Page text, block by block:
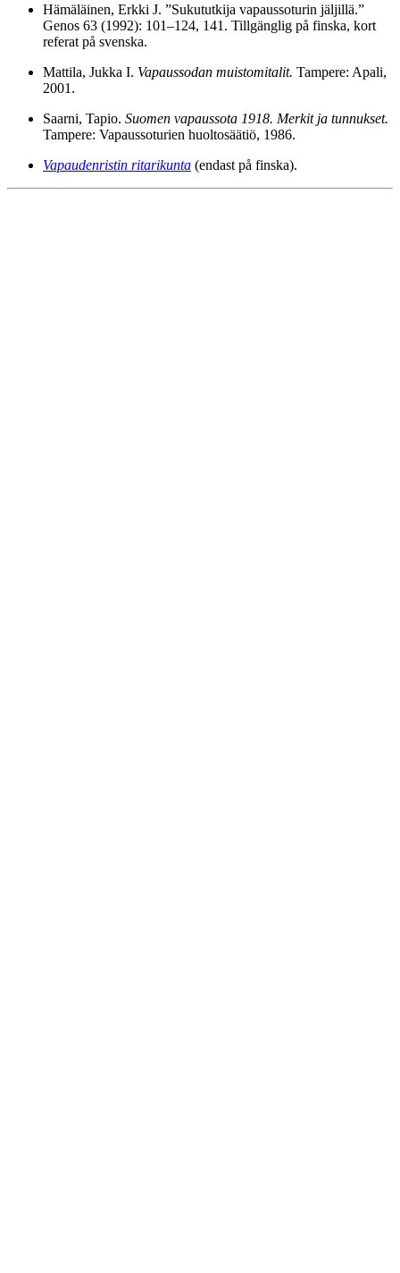
Hämäläinen, Erkki J. ”Sukututkija vapaussoturin jäljillä.”
Genos 63 (1992): 101–124, 141. Tillgänglig på finska, kort
referat på svenska.
Mattila, Jukka I. Vapaussodan muistomitalit. Tampere: Apali,
2001.
Saarni, Tapio. Suomen vapaussota 1918. Merkit ja tunnukset.
Tampere: Vapaussoturien huoltosäätiö, 1986.
Vapaudenristin ritarikunta (endast på finska).